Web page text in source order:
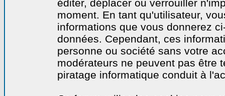
éditer, déplacer ou verrouiller
moment. En tant qu'utilisateur,
informations que vous donnerez
données. Cependant, ces
personne ou société sans votre
modérateurs ne peuvent pas être
piratage informatique conduit à